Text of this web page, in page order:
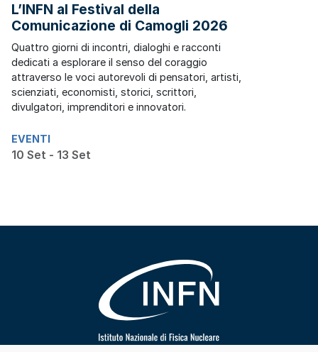
L’INFN al Festival della
Comunicazione di Camogli 2026
Quattro giorni di incontri, dialoghi e racconti
dedicati a esplorare il senso del coraggio
attraverso le voci autorevoli di pensatori, artisti,
scienziati, economisti, storici, scrittori,
divulgatori, imprenditori e innovatori.
EVENTI
10 Set - 13 Set